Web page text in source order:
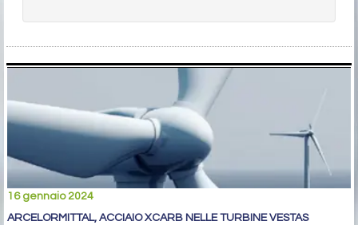
16 gennaio 2024
ARCELORMITTAL, ACCIAIO XCARB NELLE TURBINE VESTAS